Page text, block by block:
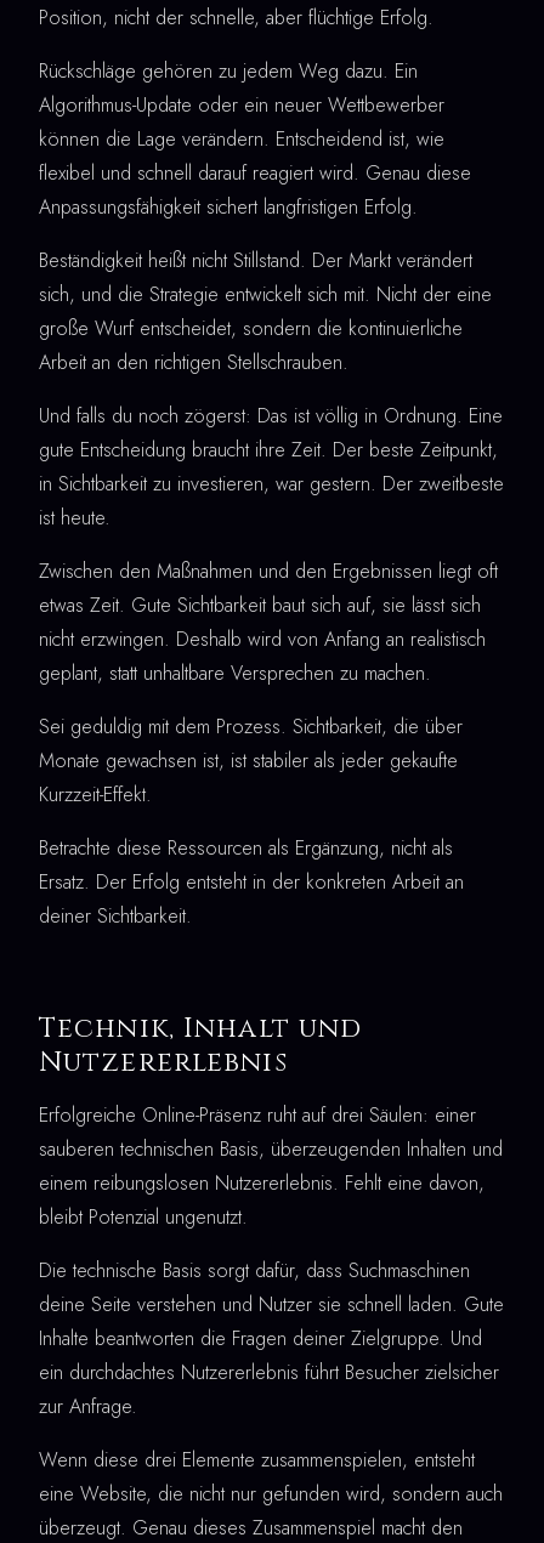
Position, nicht der schnelle, aber flüchtige Erfolg.
Rückschläge gehören zu jedem Weg dazu. Ein
Algorithmus-Update oder ein neuer Wettbewerber
können die Lage verändern. Entscheidend ist, wie
flexibel und schnell darauf reagiert wird. Genau diese
Anpassungsfähigkeit sichert langfristigen Erfolg.
Beständigkeit heißt nicht Stillstand. Der Markt verändert
sich, und die Strategie entwickelt sich mit. Nicht der eine
große Wurf entscheidet, sondern die kontinuierliche
Arbeit an den richtigen Stellschrauben.
Und falls du noch zögerst: Das ist völlig in Ordnung. Eine
gute Entscheidung braucht ihre Zeit. Der beste Zeitpunkt,
in Sichtbarkeit zu investieren, war gestern. Der zweitbeste
ist heute.
Zwischen den Maßnahmen und den Ergebnissen liegt oft
etwas Zeit. Gute Sichtbarkeit baut sich auf, sie lässt sich
nicht erzwingen. Deshalb wird von Anfang an realistisch
geplant, statt unhaltbare Versprechen zu machen.
Sei geduldig mit dem Prozess. Sichtbarkeit, die über
Monate gewachsen ist, ist stabiler als jeder gekaufte
Kurzzeit-Effekt.
Betrachte diese Ressourcen als Ergänzung, nicht als
Ersatz. Der Erfolg entsteht in der konkreten Arbeit an
deiner Sichtbarkeit.
Technik, Inhalt und
Nutzererlebnis
Erfolgreiche Online-Präsenz ruht auf drei Säulen: einer
sauberen technischen Basis, überzeugenden Inhalten und
einem reibungslosen Nutzererlebnis. Fehlt eine davon,
bleibt Potenzial ungenutzt.
Die technische Basis sorgt dafür, dass Suchmaschinen
deine Seite verstehen und Nutzer sie schnell laden. Gute
Inhalte beantworten die Fragen deiner Zielgruppe. Und
ein durchdachtes Nutzererlebnis führt Besucher zielsicher
zur Anfrage.
Wenn diese drei Elemente zusammenspielen, entsteht
eine Website, die nicht nur gefunden wird, sondern auch
überzeugt. Genau dieses Zusammenspiel macht den